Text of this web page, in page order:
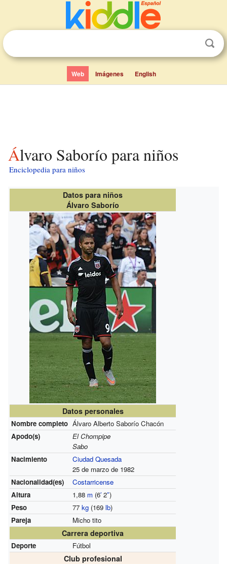
Web Imágenes English
Álvaro Saborío para niños
Enciclopedia para niños
Datos para niños
Álvaro Saborío
Datos personales
Nombre completo Álvaro Alberto Saborío Chacón
Apodo(s)
El Chompipe
Sabo
Nacimiento
Ciudad Quesada
25 de marzo de 1982
Nacionalidad(es)
Costarricense
Altura
1,88 m (6′2″)
Peso
77 kg(169 lb)
Pareja
Micho tito
Carrera deportiva
Deporte Fútbol
Club profesional